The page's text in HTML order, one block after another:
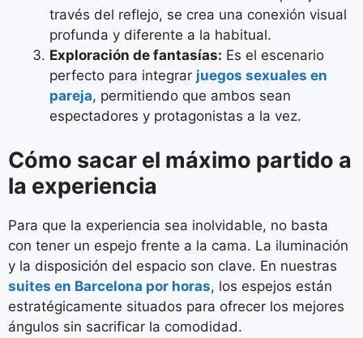
través del reflejo, se crea una conexión visual
profunda y diferente a la habitual.
Exploración de fantasías: Es el escenario
perfecto para integrar juegos sexuales en
pareja, permitiendo que ambos sean
espectadores y protagonistas a la vez.
Cómo sacar el máximo partido a
la experiencia
Para que la experiencia sea inolvidable, no basta
con tener un espejo frente a la cama. La iluminación
y la disposición del espacio son clave. En nuestras
suites en Barcelona por horas, los espejos están
estratégicamente situados para ofrecer los mejores
ángulos sin sacrificar la comodidad.